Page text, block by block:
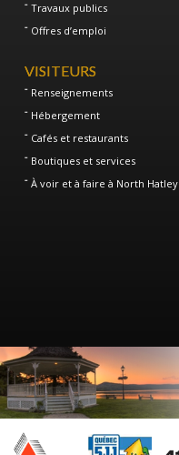
Travaux publics
Offres d’emploi
VISITEURS
Renseignements
Hébergement
Cafés et restaurants
Boutiques et services
À voir et à faire à North Hatley